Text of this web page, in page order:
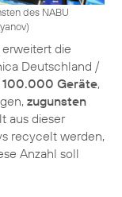
des NABU
)
erweitert die
Deutschland /
100.000 Geräte,
zugunsten
aus dieser
recycelt werden,
Anzahl soll